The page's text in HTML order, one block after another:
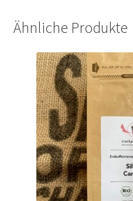
Ähnliche Produkte